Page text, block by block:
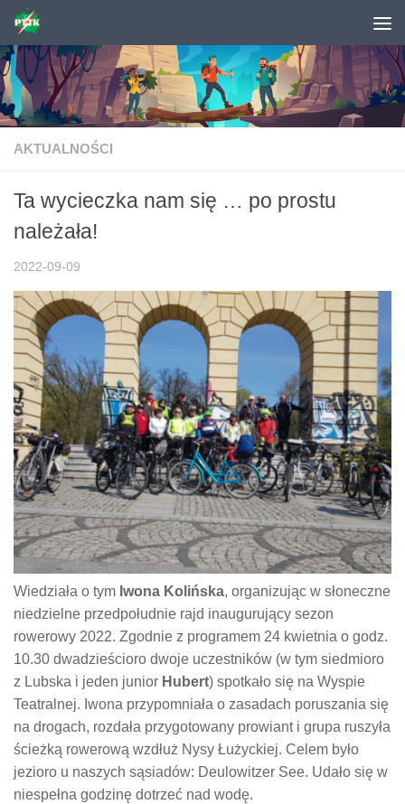
Skip to content
AKTUALNOŚCI
Ta wycieczka nam się … po prostu
należała!
2022-09-09
Wiedziała o tym Iwona Kolińska, organizując w słoneczne
niedzielne przedpołudnie rajd inaugurujący sezon
rowerowy 2022. Zgodnie z programem 24 kwietnia o godz.
10.30 dwadzieścioro dwoje uczestników (w tym siedmioro
z Lubska i jeden junior Hubert) spotkało się na Wyspie
Teatralnej. Iwona przypomniała o zasadach poruszania się
na drogach, rozdała przygotowany prowiant i grupa ruszyła
ścieżką rowerową wzdłuż Nysy Łużyckiej. Celem było
jezioro u naszych sąsiadów: Deulowitzer See. Udało się w
niespełna godzinę dotrzeć nad wodę.